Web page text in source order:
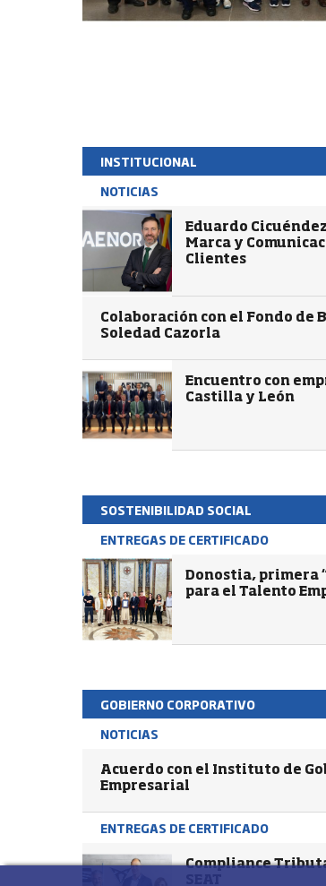
INSTITUCIONAL
NOTICIAS
Eduardo
Marca y
Clientes
Colaboración con el Fondo de
Soledad Cazorla
Encuentro con
Castilla y León
SOSTENIBILIDAD SOCIAL
ENTREGAS DE CERTIFICADO
Donostia, primera
para el Talento
GOBIERNO CORPORATIVO
NOTICIAS
Acuerdo con el Instituto de
Empresarial
ENTREGAS DE CERTIFICADO
Compliance